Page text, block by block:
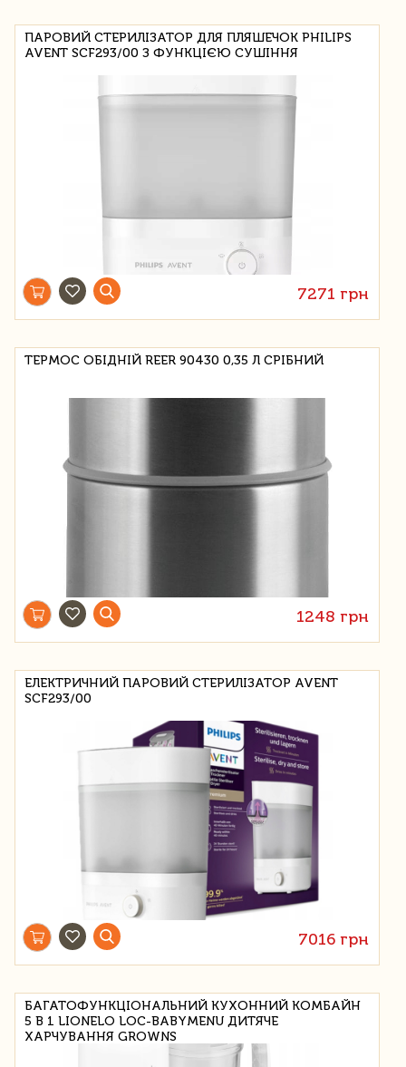
ПАРОВИЙ СТЕРИЛІЗАТОР ДЛЯ ПЛЯШЕЧОК PHILIPS
AVENT SCF293/00 З ФУНКЦІЄЮ СУШІННЯ
7271 грн
ТЕРМОС ОБІДНІЙ REER 90430 0,35 Л СРІБНИЙ
1248 грн
ЕЛЕКТРИЧНИЙ ПАРОВИЙ СТЕРИЛІЗАТОР AVENT
SCF293/00
7016 грн
БАГАТОФУНКЦІОНАЛЬНИЙ КУХОННИЙ КОМБАЙН
5 В 1 LIONELO LOC-BABYMENU ДИТЯЧЕ
ХАРЧУВАННЯ GROWNS